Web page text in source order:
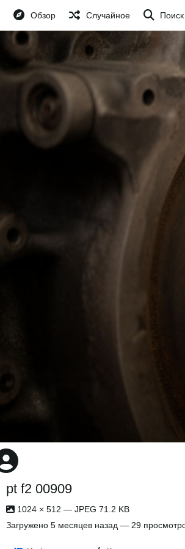
Обзор Случайное Поиск
pt f2 00909
1024 × 512 — JPEG 71.2 KB
Загружено 5 месяцев назад — 29